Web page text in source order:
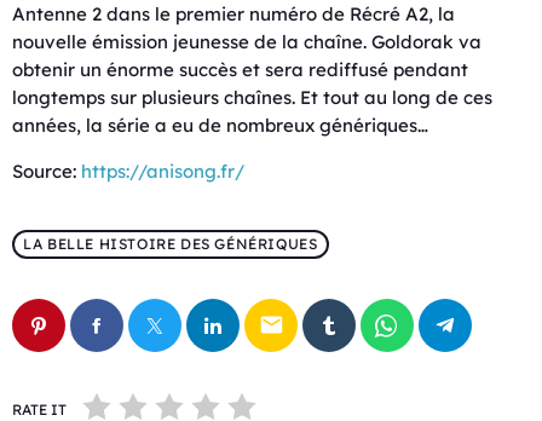
Antenne 2 dans le premier numéro de Récré A2, la
nouvelle émission jeunesse de la chaîne. Goldorak va
obtenir un énorme succès et sera rediffusé pendant
longtemps sur plusieurs chaînes. Et tout au long de ces
années, la série a eu de nombreux génériques…
Source: https://anisong.fr/
LA BELLE HISTOIRE DES GÉNÉRIQUES
email
RATE IT